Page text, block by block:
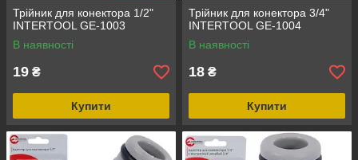
Трійник для конектора 1/2"
INTERTOOL GE-1003
В наявності
19 ₴
Купити
Трійник для конектора 3/4"
INTERTOOL GE-1004
В наявності
18 ₴
Купити